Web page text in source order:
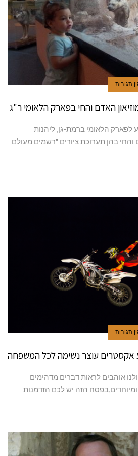
תגובות
האדם והחי בפארק הלאומי ר"ג
לפארק הלאומי ברמת-גן, ליהנות
והחי בהן תערוכת ציורים "רשמים מעולם
תגובות
אקסטרים עוצר נשימה לכל המשפחה
יהושע | 26.4 | 20:00 כולנו אוהבים לראות דברים מדהימים
הזה יש לכם הזדמנות